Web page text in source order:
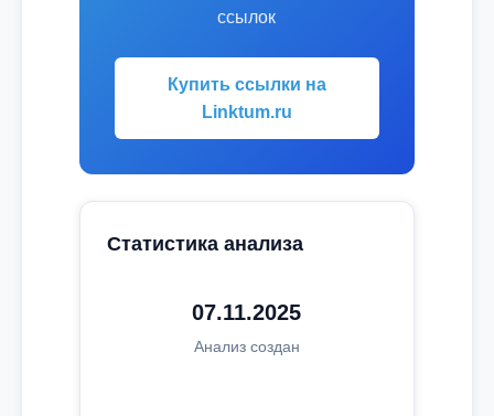
ссылок
Купить ссылки на
Linktum.ru
Статистика анализа
07.11.2025
Анализ создан